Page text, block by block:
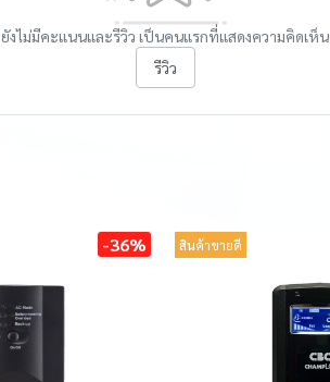
ยังไม่มีคะแนนและรีวิว เป็นคนแรกที่แสดงความคิดเห็น
รีวิว
-36% สินค้าขายดี